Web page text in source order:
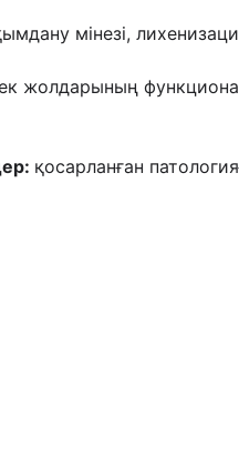
мінезі,
жолдарының
қосарланған